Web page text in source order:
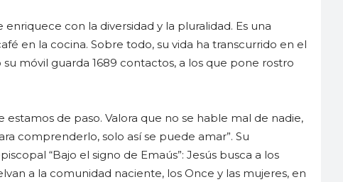
con la diversidad y la pluralidad. Es una
en la cocina. Sobre todo, su vida ha transcurrido en el
móvil guarda 1689 contactos, a los que pone rostro
de paso. Valora que no se hable mal de nadie,
comprenderlo, solo así se puede amar”. Su
“Bajo el signo de Emaús”: Jesús busca a los
a la comunidad naciente, los Once y las mujeres, en